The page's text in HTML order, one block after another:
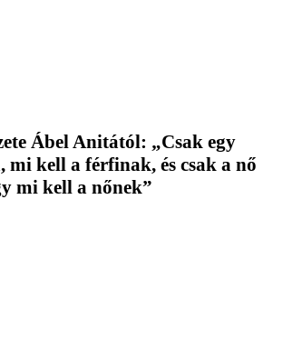
Ábel Anitától: „Csak egy
kell a férfinak, és csak a nő
mi kell a nőnek”